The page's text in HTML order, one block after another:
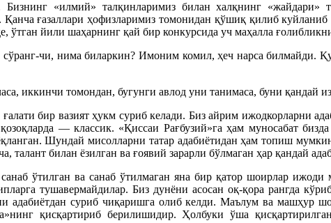
«илмий» талқинларимиз билан халқнинг «жайдари»
ғазаллари ҳофизларимиз томонидан қўшиқ қилиб
йили шаҳарнинг қай бир конкурсида уч маҳалла
чи, нима биларкин? Имоним комил, ҳеч нарса билмайди.
иккинчи томондан, бугунги авлод уни танимаса, буни қандай
бир вазият ҳукм суриб келади. Биз айрим ижодкорларни
— классик. «Қиссаи Рағбузий»га ҳам муносабат
Шундай мисолларни татар адабиётидан ҳам топиш
талант билан ёзилган ва ғоявий зарарли бўлмаган ҳар қандай
ўтилган ва санаб ўтилмаган яна бир қатор шоирлар ижоди
тушавермайдилар. Биз дунёни асосан оқ-қора рангда
адабиётдан суриб чиқаришга олиб келди. Маълум ва машҳур
қисқартириб берилишидир. Ҳолбуки ўша